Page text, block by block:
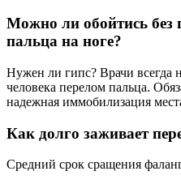
Можно ли обойтись без
пальца на ноге?
Нужен ли гипс? Врачи всегда
человека перелом пальца.
надежная иммобилизация
Как долго заживает
Средний срок сращения